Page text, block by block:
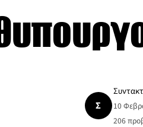
Σ 10
206